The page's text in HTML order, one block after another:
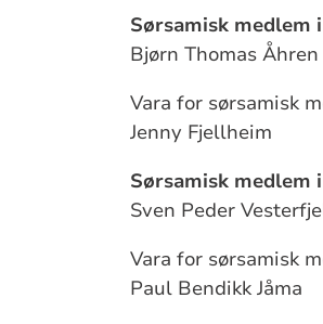
Sørsamisk medlem
Bjørn Thomas Åhren
Vara for sørsamisk
Jenny Fjellheim
Sørsamisk medlem
Sven Peder
Vara for sørsamisk
Paul Bendikk Jåma